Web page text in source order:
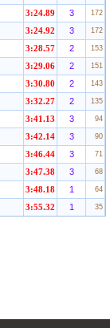
3:24.89 3 172
3:24.92 3 172
3:28.57 2 153
3:29.06 2 151
3:30.80 2 143
3:32.27 2 135
3:41.13 3 94
3:42.14 3 90
3:46.44 3 71
3:47.38 3 68
3:48.18 1 64
3:55.32 1 35